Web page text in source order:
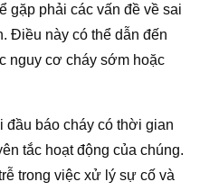
gặp phải các vấn đề về sai
Điều này có thể dẫn đến
nguy cơ cháy sớm hoặc
đầu báo cháy có thời gian
tắc hoạt động của chúng.
trong việc xử lý sự cố và